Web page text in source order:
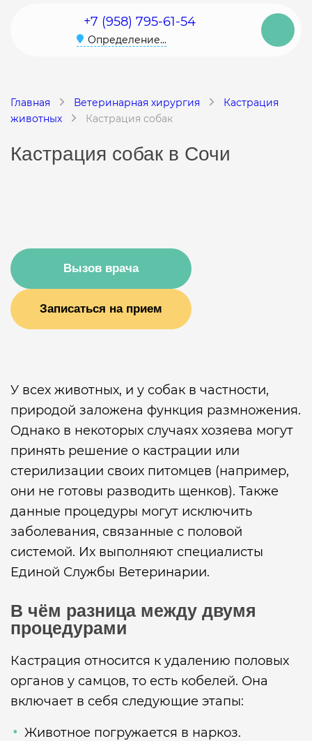
+7 (958) 795-61-54
Определение...
Главная Ветеринарная хирургия
Кастрация
животных
Кастрация собак
Кастрация собак в Сочи
Вызов врача
Записаться на прием
У всех животных, и у собак в частности,
природой заложена функция размножения.
Однако в некоторых случаях хозяева могут
принять решение о кастрации или
стерилизации своих питомцев (например,
они не готовы разводить щенков). Также
данные процедуры могут исключить
заболевания, связанные с половой
системой. Их выполняют специалисты
Единой Службы Ветеринарии.
В чём разница между двумя
процедурами
Кастрация относится к удалению половых
органов у самцов, то есть кобелей. Она
включает в себя следующие этапы:
Животное погружается в наркоз.